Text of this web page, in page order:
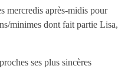
mercredis après-midis pour
minimes dont fait partie Lisa,
ses plus sincères